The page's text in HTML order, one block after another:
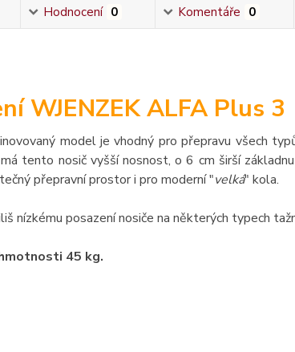
Hodnocení 0 Komentáře 0
WJENZEK ALFA Plus 3
model je vhodný pro přepravu všech
tento nosič vyšší nosnost, o 6 cm širší
přepravní prostor i pro moderní "velká" kola.
nízkému posazení nosiče na některých typech
45 kg.